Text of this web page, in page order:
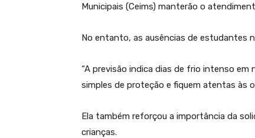
Municipais (Ceims) manterão o
No entanto, as ausências de estudantes
“A previsão indica dias de frio intenso em
simples de proteção e fiquem atentas às
Ela também reforçou a importância da
crianças.